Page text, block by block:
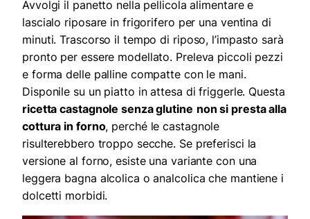
Avvolgi il panetto nella pellicola alimentare e
lascialo riposare in frigorifero per una ventina di
minuti. Trascorso il tempo di riposo, l’impasto sarà
pronto per essere modellato. Preleva piccoli pezzi
e forma delle palline compatte con le mani.
Disponile su un piatto in attesa di friggerle. Questa
ricetta castagnole senza glutine non si presta alla
cottura in forno, perché le castagnole
risulterebbero troppo secche. Se preferisci la
versione al forno, esiste una variante con una
leggera bagna alcolica o analcolica che mantiene i
dolcetti morbidi.